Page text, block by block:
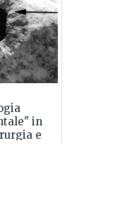
in
e